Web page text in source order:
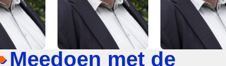
Meedoen met de